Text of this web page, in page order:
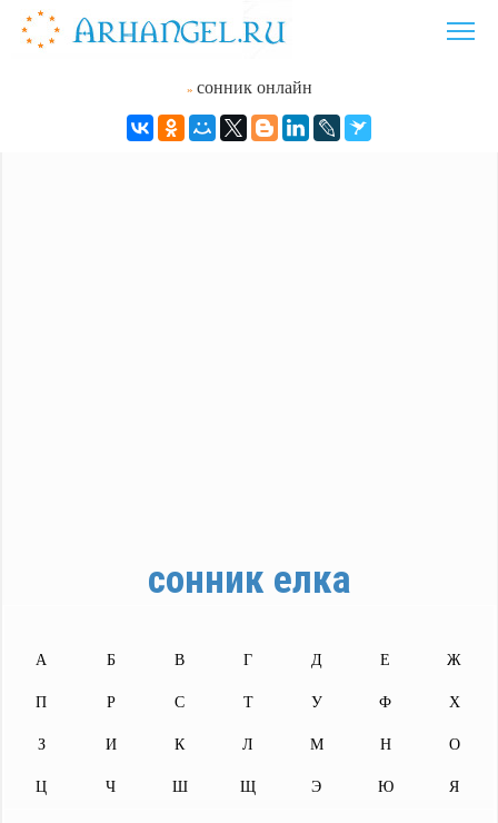
» сонник онлайн
сонник елка
А Б В Г Д Е Ж
П Р С Т У Ф Х
З И К Л М Н О
Ц Ч Ш Щ Э Ю Я